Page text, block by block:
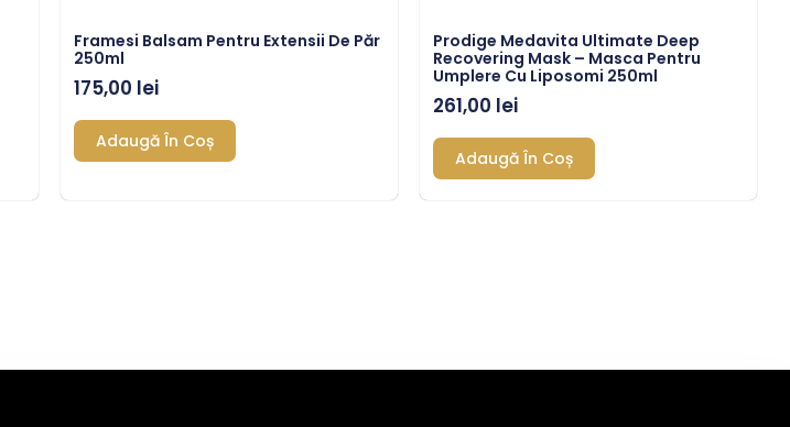
Framesi Balsam Pentru Extensii De Păr
250ml
175,00 lei
Adaugă În Coș
Prodige Medavita Ultimate Deep
Recovering Mask – Masca Pentru
Umplere Cu Liposomi 250ml
261,00 lei
Adaugă În Coș